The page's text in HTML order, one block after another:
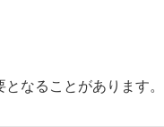
なることがあります。